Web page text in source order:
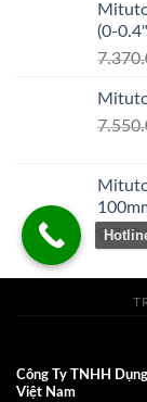
(0-
Công Ty TNHH
Việt Nam